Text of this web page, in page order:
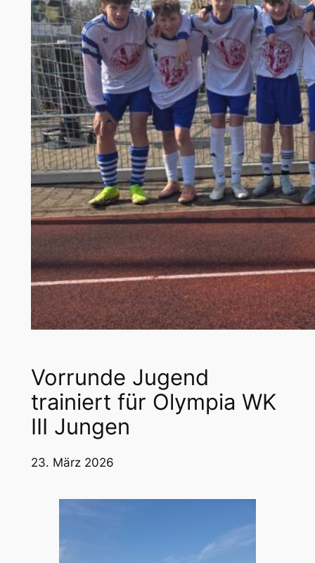
Vorrunde Jugend
trainiert für Olympia WK
III Jungen
23. März 2026